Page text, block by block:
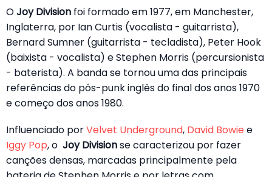
OJoy Division foi formado em 1977, em Manchester,
Inglaterra, por Ian Curtis (vocalista - guitarrista),
Bernard Sumner (guitarrista - tecladista), Peter Hook
(baixista - vocalista) e Stephen Morris (percursionista
- baterista). A banda se tornou uma das principais
referências do pós-punk inglês do final dos anos 1970
e começo dos anos 1980.
Influenciado porVelvet Underground, David Bowie e
Iggy Pop, o Joy Divisionse caracterizou por fazer
canções densas, marcadas principalmente pela